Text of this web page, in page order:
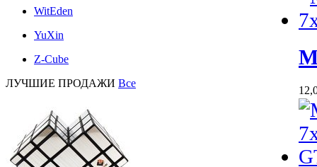
WitEden
YuXin
Z-Cube
ЛУЧШИЕ ПРОДАЖИ Все